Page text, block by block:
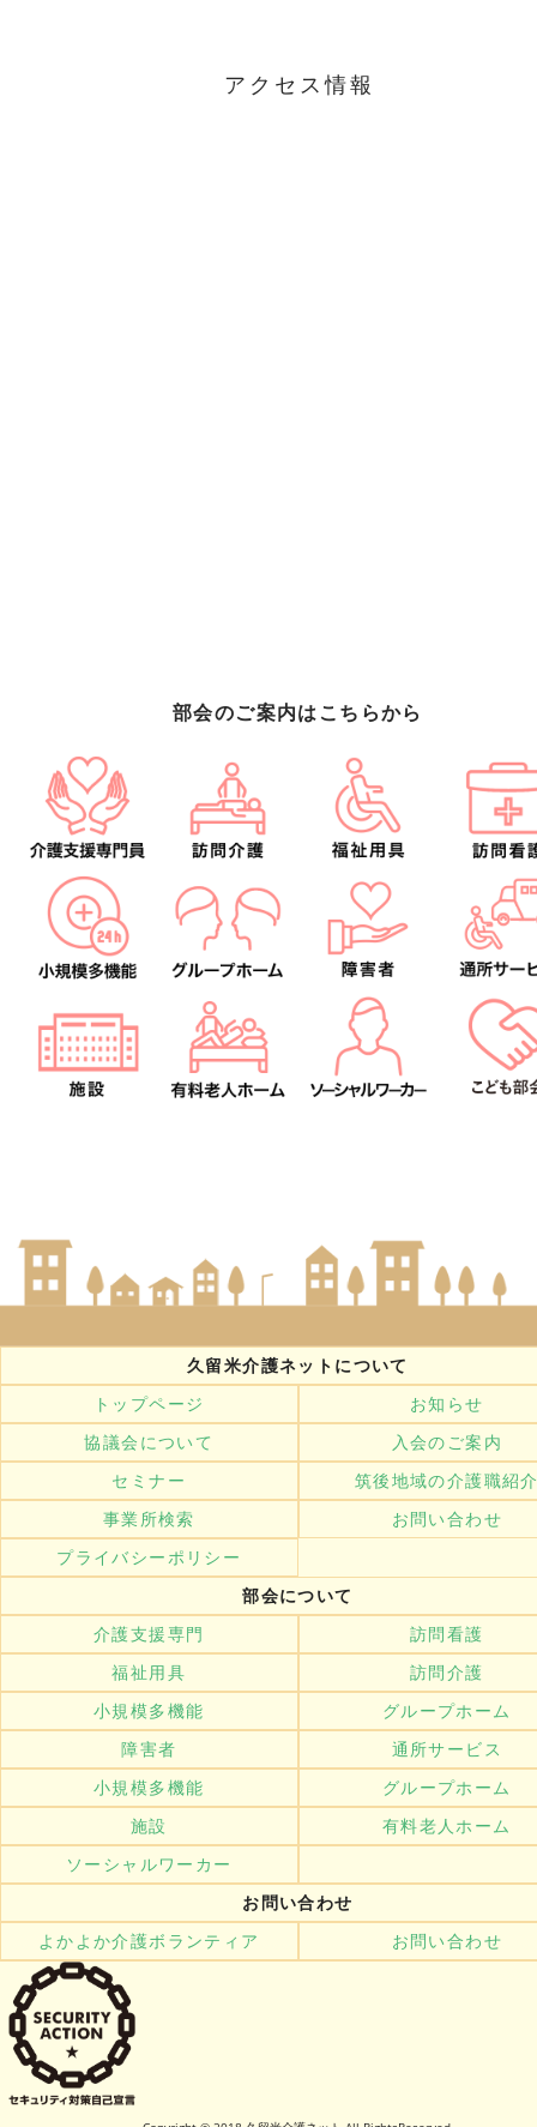
アクセス情報
部会のご案内はこちらから
久留米介護ネットについて
トップページ
お知らせ
協議会について
入会のご案内
セミナー
筑後地域の介護職紹
事業所検索
お問い合わせ
プライバシーポリシー
部会について
介護支援専門
訪問看護
福祉用具
訪問介護
小規模多機能
グループホーム
障害者
通所サービス
小規模多機能
グループホーム
施設
有料老人ホーム
ソーシャルワーカー
お問い合わせ
よかよか介護ボランティア
お問い合わせ